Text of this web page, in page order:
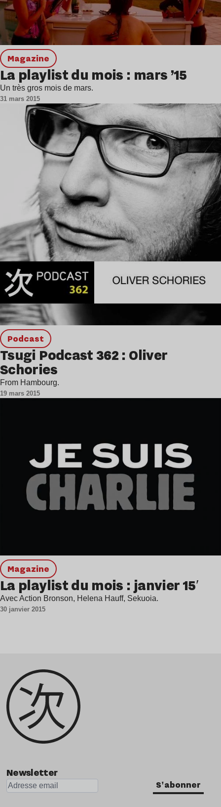
magazine
La playlist du mois : mars ’15
Un très gros mois de mars.
31 mars 2015
podcast
Tsugi Podcast 362 : Oliver
Schories
From Hambourg.
19 mars 2015
magazine
La playlist du mois : janvier 15′
Avec Action Bronson, Helena Hauff, Sekuoia.
30 janvier 2015
Newsletter
S'abonner